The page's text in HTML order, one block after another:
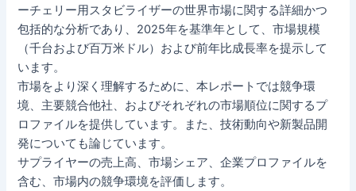
ーチェリー用スタビライザーの世界市場に関する詳細かつ
包括的な分析であり、2025年を基準年として、市場規模
（千台および百万米ドル）および前年比成長率を提示して
います。
市場をより深く理解するために、本レポートでは競争環
境、主要競合他社、およびそれぞれの市場順位に関するプ
ロファイルを提供しています。また、技術動向や新製品開
発についても論じています。
サプライヤーの売上高、市場シェア、企業プロファイルを
含む、市場内の競争環境を評価します。